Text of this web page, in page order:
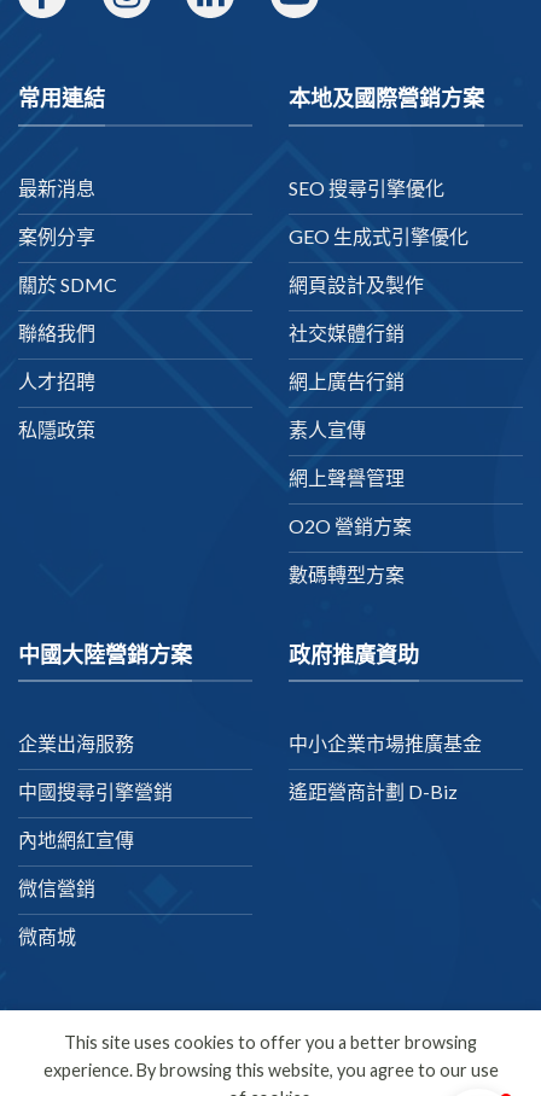
常用連結
最新消息
案例分享
關於 SDMC
聯絡我們
人才招聘
私隱政策
本地及國際營銷方案
SEO 搜尋引擎優化
GEO 生成式引擎優化
網頁設計及製作
社交媒體行銷
網上廣告行銷
素人宣傳
網上聲譽管理
O2O 營銷方案
數碼轉型方案
中國大陸營銷方案
企業出海服務
中國搜尋引擎營銷
內地網紅宣傳
微信營銷
微商城
政府推廣資助
中小企業市場推廣基金
遙距營商計劃 D-Biz
繁體中文
This site uses cookies to offer you a better browsing
experience. By browsing this website, you agree to our use